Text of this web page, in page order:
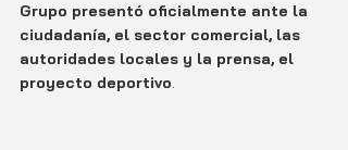
Grupo presentó oficialmente ante la
ciudadanía, el sector comercial, las
autoridades locales y la prensa, el
proyecto deportivo.